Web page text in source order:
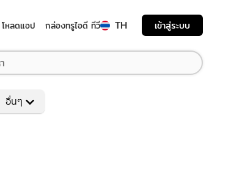
โหลดแอป กล่องทรูไอดี ทีวี TH เข้าสู่ระบบ
อื่นๆ